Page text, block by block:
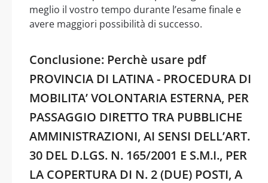
meglio il vostro tempo durante l’esame finale e
avere maggiori possibilità di successo.
Conclusione: Perchè usare pdf
PROVINCIA DI LATINA - PROCEDURA DI
MOBILITA’ VOLONTARIA ESTERNA, PER
PASSAGGIO DIRETTO TRA PUBBLICHE
AMMINISTRAZIONI, AI SENSI DELL’ART.
30 DEL D.LGS. N. 165/2001 E S.M.I., PER
LA COPERTURA DI N. 2 (DUE) POSTI, A